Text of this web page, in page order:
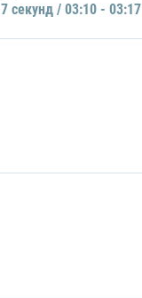
7 секунд / 03:10 - 03:17